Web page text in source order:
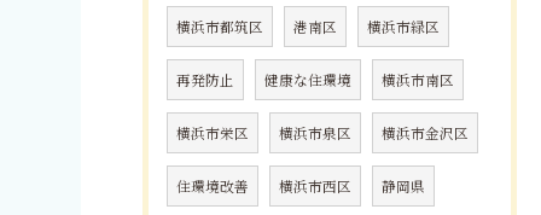
横浜市都筑区 港南区 横浜市緑区
再発防止 健康な住環境 横浜市南区
横浜市栄区 横浜市泉区 横浜市金沢区
住環境改善 横浜市西区 静岡県